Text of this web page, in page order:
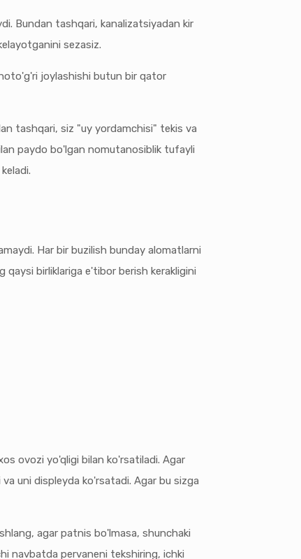
Bundan tashqari, kanalizatsiyadan kir
sezasiz.
joylashishi butun bir qator
tashqari, siz "uy yordamchisi" tekis va
paydo bo'lgan nomutanosiblik tufayli
Har bir buzilish bunday alomatlarni
birliklariga e'tibor berish kerakligini
ovozi yo'qligi bilan ko'rsatiladi. Agar
uni displeyda ko'rsatadi. Agar bu sizga
agar patnis bo'lmasa, shunchaki
navbatda pervaneni tekshiring, ichki